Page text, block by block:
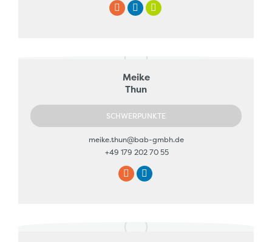
E-
Linkedin
XING
Meike
Thun
SCHWERPUNKTE
meike.thun@bab-gmbh.de
+49 179 202 70 55
E-
Linkedin